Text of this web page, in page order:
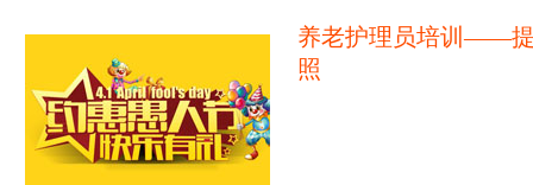
养老护理员培训——
照